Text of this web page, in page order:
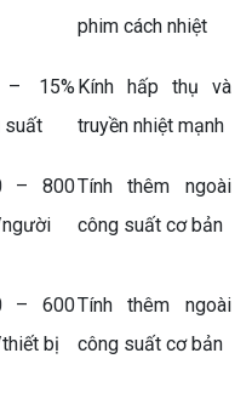
phim cách nhiệt
– 15%
suất
Kính hấp thụ và
truyền nhiệt mạnh
– 800Tính thêm ngoài
công suất cơ bản
– 600
bị
Tính thêm ngoài
công suất cơ bản